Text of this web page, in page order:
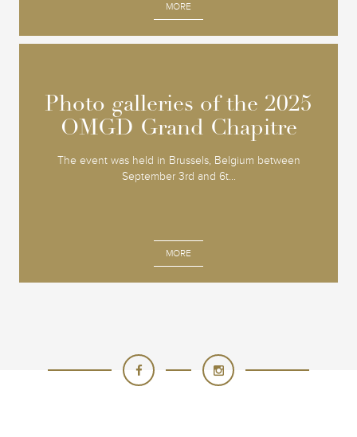
MORE
Photo galleries of the 2025
OMGD Grand Chapitre
The event was held in Brussels, Belgium between
September 3rd and 6t...
MORE
Photo galleries of the 2025
OMGD Grand Chapitre